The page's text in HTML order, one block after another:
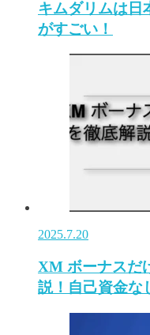
キムダリムは日
がすごい！
2025.7.20
XM ボーナスだ
説！自己資金な